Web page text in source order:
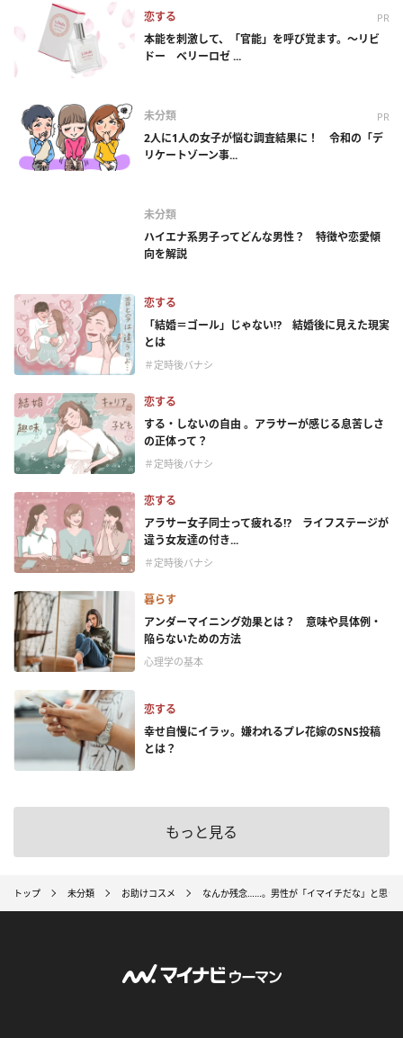
恋する PR
本能を刺激して、「官能」を呼び覚ます。～リビ
ドー ベリーロゼ ...
未分類 PR
2人に1人の女子が悩む調査結果に！ 令和の「デ
リケートゾーン事...
未分類
ハイエナ系男子ってどんな男性？ 特徴や恋愛傾
向を解説
恋する
「結婚＝ゴール」じゃない⁉ 結婚後に見えた現実
とは
＃定時後バナシ
恋する
する・しないの自由 。アラサーが感じる息苦しさ
の正体って？
＃定時後バナシ
恋する
アラサー女子同士って疲れる⁉ ライフステージが
違う女友達の付き...
＃定時後バナシ
暮らす
アンダーマイニング効果とは？ 意味や具体例・
陥らないための方法
心理学の基本
恋する
幸せ自慢にイラッ。嫌われるプレ花嫁のSNS投稿
とは？
もっと見る
トップ 未分類 お助けコスメ なんか残念……。男性が「イマイチだな」と思う